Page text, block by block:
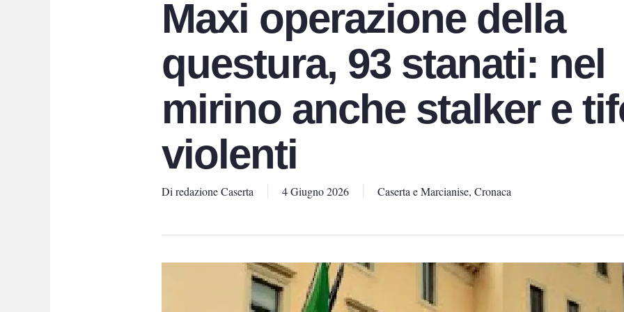
Maxi operazione della
questura, 93 stanati: nel
mirino anche stalker e
violenti
Di redazione Caserta 4 Giugno 2026 Caserta e Marcianise, Cronaca